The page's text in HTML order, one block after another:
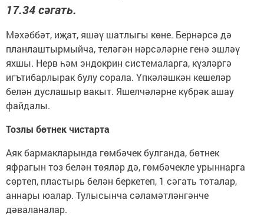
17.34 сәгать.
Мәхәббәт, иҗат, яшәү шатлыгы көне. Бернәрсә дә
планлаштырмыйча, теләгән нәрсәләрне генә эшләү
яхшы. Нерв һәм эндокрин системаларга, күзләргә
игътибарлырак булу сорала. Үпкәләшкән кешеләр
белән дуслашыр вакыт. Яшелчәләрне күбрәк ашау
файдалы.
Тозлы бөтнек чистарта
Аяк бармакларында гөмбәчек булганда, бөтнек
яфрагын тоз белән төяләр дә, гөмбәчекле урыннарга
сөртеп, пластырь белән беркетеп, 1 сәгать тоталар,
аннары юалар. Тулысынча сәламәтләнгәнче
дәваланалар.